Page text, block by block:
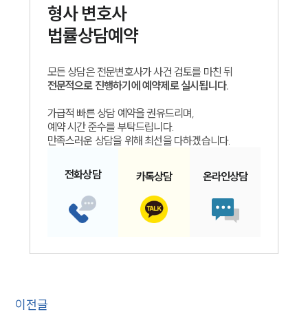
형사변호사
법률상담예약
모든 상담은 전문변호사가 사건 검토를 마친 뒤
전문적으로 진행하기에 예약제로 실시됩니다.
가급적 빠른 상담 예약을 권유드리며,
예약 시간 준수를 부탁드립니다.
만족스러운 상담을 위해 최선을 다하겠습니다.
전화상담 카톡상담 온라인상담
이전글